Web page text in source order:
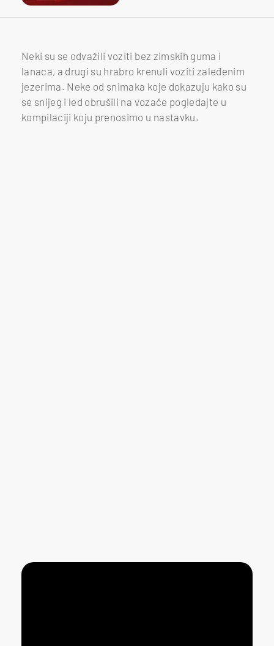
Neki su se odvažili voziti bez zimskih guma i
lanaca, a drugi su hrabro krenuli voziti zaleđenim
jezerima. Neke od snimaka koje dokazuju kako su
se snijeg i led obrušili na vozače pogledajte u
kompilaciji koju prenosimo u nastavku.